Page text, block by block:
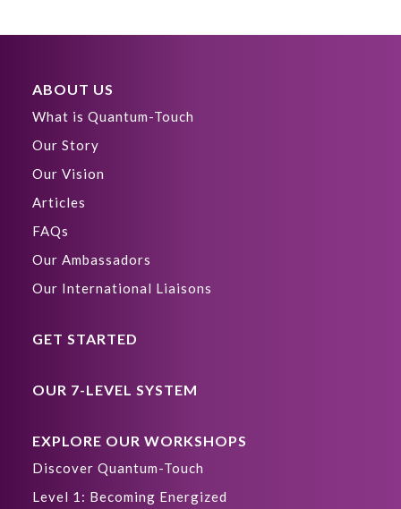
ABOUT US
What is Quantum-Touch
Our Story
Our Vision
Articles
FAQs
Our Ambassadors
Our International Liaisons
GET STARTED
OUR 7-LEVEL SYSTEM
EXPLORE OUR WORKSHOPS
Discover Quantum-Touch
Level 1: Becoming Energized